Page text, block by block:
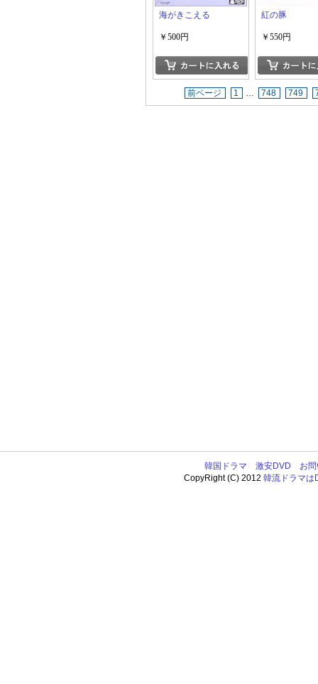
海がきこえる
￥500円
紅の豚
￥550円
前ページ 1 … 748 749
韓国ドラマ 激安DVD
お
CopyRight (C) 2012韓流ドラマは